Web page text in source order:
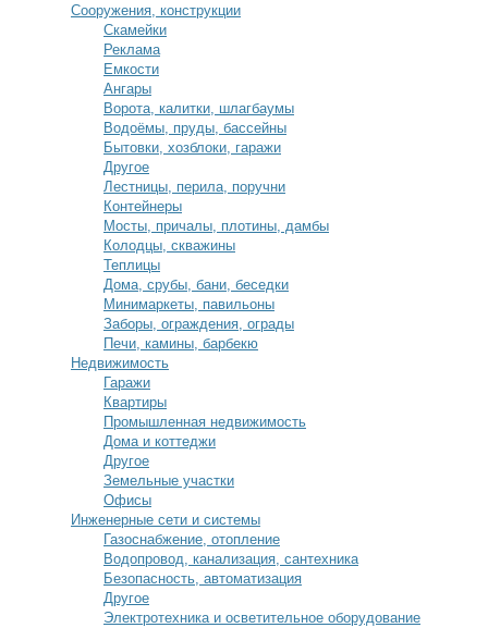
Сооружения, конструкции
Скамейки
Реклама
Емкости
Ангары
Ворота, калитки, шлагбаумы
Водоёмы, пруды, бассейны
Бытовки, хозблоки, гаражи
Другое
Лестницы, перила, поручни
Контейнеры
Мосты, причалы, плотины, дамбы
Колодцы, скважины
Теплицы
Дома, срубы, бани, беседки
Минимаркеты, павильоны
Заборы, ограждения, ограды
Печи, камины, барбекю
Недвижимость
Гаражи
Квартиры
Промышленная недвижимость
Дома и коттеджи
Другое
Земельные участки
Офисы
Инженерные сети и системы
Газоснабжение, отопление
Водопровод, канализация, сантехника
Безопасность, автоматизация
Другое
Электротехника и осветительное оборудование